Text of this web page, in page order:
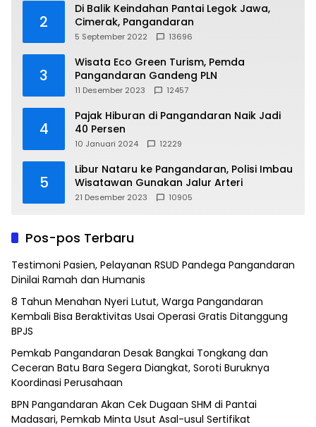
2
Di Balik Keindahan Pantai Legok Jawa,
Cimerak, Pangandaran
5 September 2022 13696
3
Wisata Eco Green Turism, Pemda
Pangandaran Gandeng PLN
11 Desember 2023 12457
4
Pajak Hiburan di Pangandaran Naik Jadi
40 Persen
10 Januari 2024 12229
5
Libur Nataru ke Pangandaran, Polisi Imbau
Wisatawan Gunakan Jalur Arteri
21 Desember 2023 10905
Pos-pos Terbaru
Testimoni Pasien, Pelayanan RSUD Pandega Pangandaran
Dinilai Ramah dan Humanis
8 Tahun Menahan Nyeri Lutut, Warga Pangandaran
Kembali Bisa Beraktivitas Usai Operasi Gratis Ditanggung
BPJS
Pemkab Pangandaran Desak Bangkai Tongkang dan
Ceceran Batu Bara Segera Diangkat, Soroti Buruknya
Koordinasi Perusahaan
BPN Pangandaran Akan Cek Dugaan SHM di Pantai
Madasari, Pemkab Minta Usut Asal-usul Sertifikat